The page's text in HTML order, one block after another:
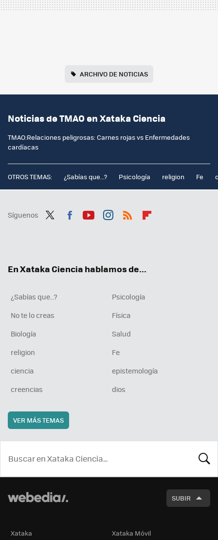
ARCHIVO DE NOTICIAS
Noticias de TMAO en Xataka Ciencia
TMAO:Relaciones peligrosas: Carnes rojas vs Enfermedades
cardíacas
OTROS TEMAS: ¿Sabías que...? Psicología religion Fe
Síguenos
En Xataka Ciencia hablamos de...
¿Sabías que...?
Psicología
No te lo creas
Física
Biología
Salud
religion
Fe
ciencia
epistemología
creencias
dios
VER MÁS TEMAS
SUBIR
Xataka Xataka Móvil